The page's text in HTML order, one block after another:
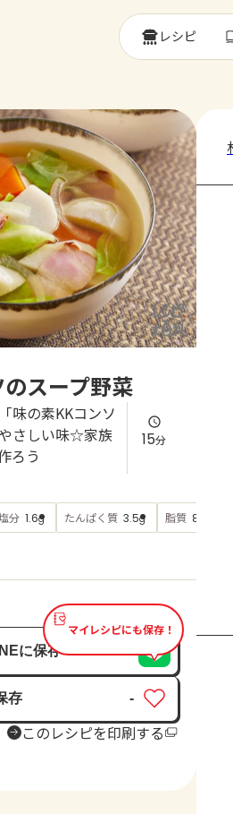
レシピ
スープ野菜
味の素KKコンソ
さしい味☆家族
ろう
15分
分 1.6g たんぱく質 3.5g 脂質 8
マイレシピにも保存！
に保存
存
-
このレシピを印刷する